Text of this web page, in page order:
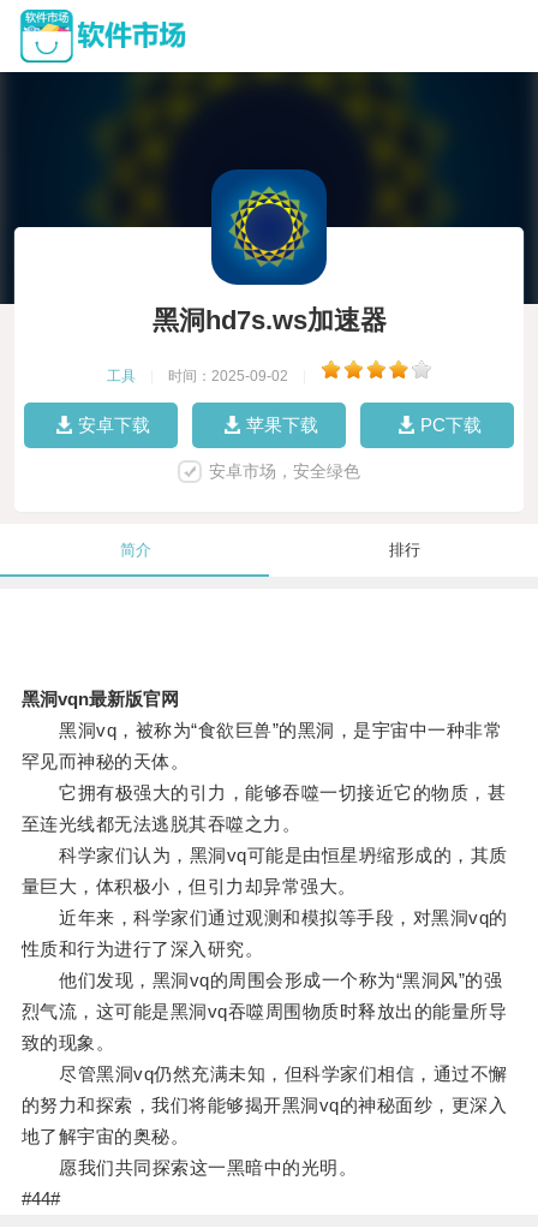
黑洞hd7s.ws加速器
工具 时间：2025-09-02
安卓下载 苹果下载 PC下载
安卓市场，安全绿色
简介 排行
黑洞vqn最新版官网
黑洞vq，被称为“食欲巨兽”的黑洞，是宇宙中一种非常
罕见而神秘的天体。
它拥有极强大的引力，能够吞噬一切接近它的物质，甚
至连光线都无法逃脱其吞噬之力。
科学家们认为，黑洞vq可能是由恒星坍缩形成的，其质
量巨大，体积极小，但引力却异常强大。
近年来，科学家们通过观测和模拟等手段，对黑洞vq的
性质和行为进行了深入研究。
他们发现，黑洞vq的周围会形成一个称为“黑洞风”的强
烈气流，这可能是黑洞vq吞噬周围物质时释放出的能量所导
致的现象。
尽管黑洞vq仍然充满未知，但科学家们相信，通过不懈
的努力和探索，我们将能够揭开黑洞vq的神秘面纱，更深入
地了解宇宙的奥秘。
愿我们共同探索这一黑暗中的光明。
#44#